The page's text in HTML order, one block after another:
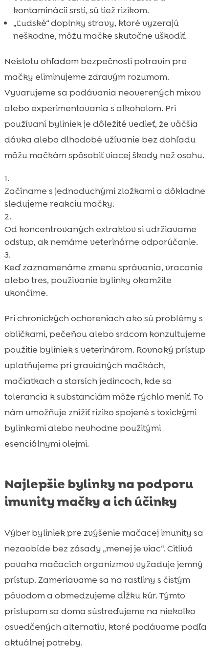
kontaminácii srsti, sú tiež rizikom.
„Ľudské“ doplnky stravy, ktoré vyzerajú
neškodne, môžu mačke skutočne uškodiť.
Neistotu ohľadom bezpečnosti potravín pre
mačky eliminujeme zdravým rozumom.
Vyvarujeme sa podávania neoverených mixov
alebo experimentovania s alkoholom. Pri
používaní byliniek je dôležité vedieť, že väčšia
dávka alebo dlhodobé užívanie bez dohľadu
môžu mačkám spôsobiť viacej škody než osohu.
Začíname s jednoduchými zložkami a dôkladne
sledujeme reakciu mačky.
Od koncentrovaných extraktov si udržiavame
odstup, ak nemáme veterinárne odporúčanie.
Keď zaznamenáme zmenu správania, vracanie
alebo tres, používanie bylinky okamžite
ukončíme.
Pri chronických ochoreniach ako sú problémy s
obličkami, pečeňou alebo srdcom konzultujeme
použitie byliniek s veterinárom. Rovnaký prístup
uplatňujeme pri gravidných mačkách,
mačiatkach a starsích jedincoch, kde sa
tolerancia k substanciám môže rýchlo meniť. To
nám umožňuje znížiť riziko spojené s toxickými
bylinkami alebo nevhodne použitými
esenciálnymi olejmi.
Najlepšie bylinky na podporu
imunity mačky a ich účinky
Výber byliniek pre zvýšenie mačacej imunity sa
nezaobíde bez zásady „menej je viac“. Citlivá
povaha mačacích organizmov vyžaduje jemný
prístup. Zameriavame sa na rastliny s čistým
pôvodom a obmedzujeme dĺžku kúr. Týmto
prístupom sa doma sústreďujeme na niekoľko
osvedčených alternatív, ktoré podávame podľa
aktuálnej potreby.